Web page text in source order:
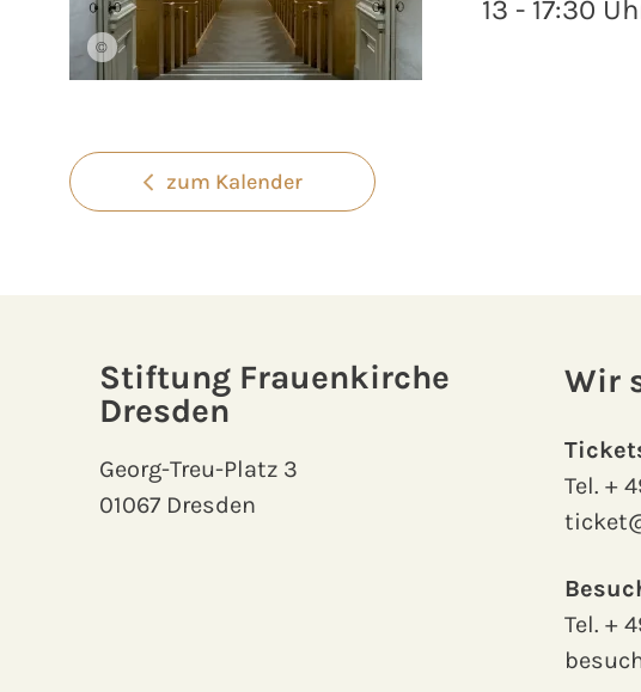
©
13 - 17:30
zum Kalender
Stiftung Frauenkirche
Dresden
Georg-Treu-Platz 3
01067 Dresden
Wir
Tel.+
Tel.+